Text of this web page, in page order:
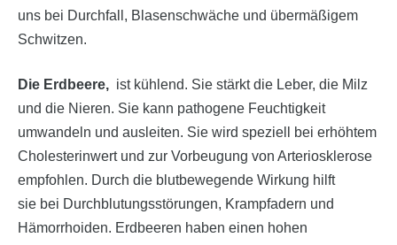
uns bei Durchfall, Blasenschwäche und übermäßigem
Schwitzen.
Die Erdbeere, ist kühlend. Sie stärkt die Leber, die Milz
und die Nieren. Sie kann pathogene Feuchtigkeit
umwandeln und ausleiten. Sie wird speziell bei erhöhtem
Cholesterinwert und zur Vorbeugung von Arteriosklerose
empfohlen. Durch die blutbewegende Wirkung hilft
sie bei Durchblutungsstörungen, Krampfadern und
Hämorrhoiden. Erdbeeren haben einen hohen